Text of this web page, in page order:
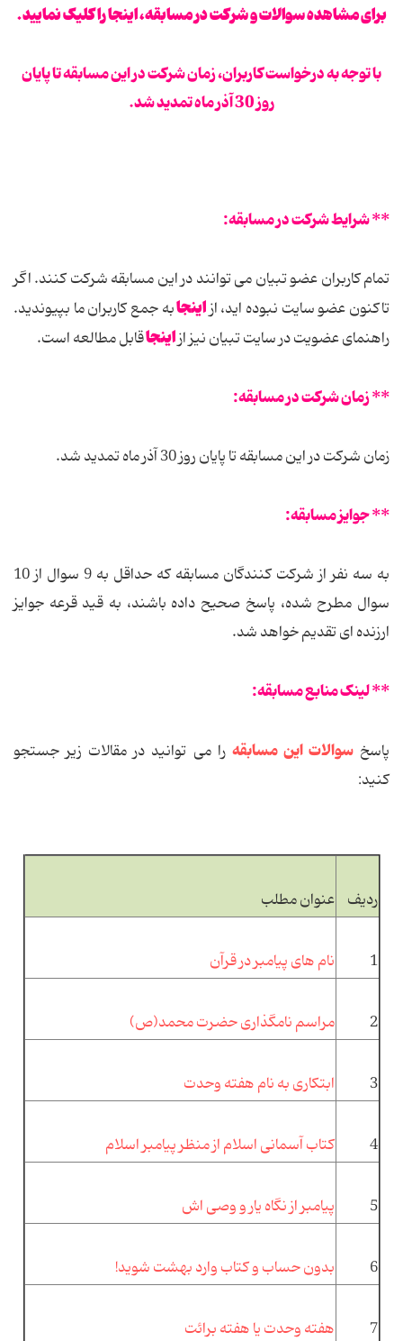
برای مشاهده سوالات و شرکت در مسابقه، اینجا را کلیک نمایید.
با توجه به درخواست کاربران، زمان شرکت در این مسابقه تا پایان
روز 30 آذر ماه تمدید شد.
** شرایط شرکت در مسابقه:
تمام کاربران عضو تبیان می توانند در این مسابقه شرکت کنند. اگر
تاکنون عضو سایت نبوده اید، ازاینجابه جمع کاربران ما بپیوندید.
راهنمای عضویت در سایت تبیان نیز ازاینجاقابل مطالعه است.
** زمان شرکت در مسابقه:
زمان شرکت در این مسابقه تا پایان روز 30 آذر ماه تمدید شد.
** جوایز مسابقه:
به سه نفر از شرکت کنندگان مسابقه که حداقل به 9 سوال از 10
سوال مطرح شده، پاسخ صحیح داده باشند، به قید قرعه جوایز
ارزنده ای تقدیم خواهد شد.
** لینک منابع مسابقه:
پاسخسوالات این مسابقه را می توانید در مقالات زیر جستجو
کنید:
ردیف عنوان مطلب
1 نام های پیامبر در قرآن
2 مراسم نامگذارى حضرت محمد(ص)
3 ابتکاری به نام هفته وحدت
4 کتاب آسمانی اسلام از منظر پیامبر اسلام
5 پیامبر از نگاه یار و وصی اش
6 بدون حساب و کتاب وارد بهشت شوید!
7 هفته وحدت یا هفته برائت